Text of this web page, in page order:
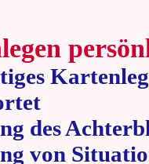
des
von